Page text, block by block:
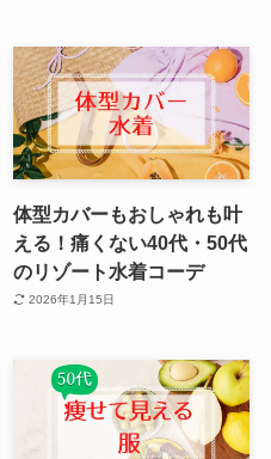
体型カバーもおしゃれも叶
える！痛くない40代・50代
のリゾート水着コーデ
2026年1月15日